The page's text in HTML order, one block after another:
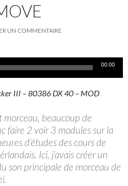
UN COMMENTAIRE
00:00
III – 80386 DX 40 – MOD
beaucoup de
faire 2 voir 3 modules sur la
d’études des cours de
Ici, j’avais créer un
son principale de morceau de